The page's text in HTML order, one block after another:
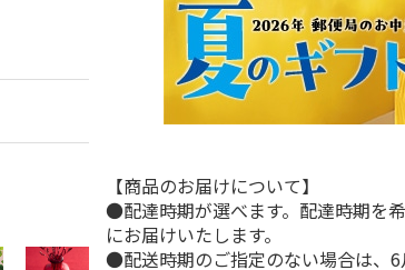
【商品のお届けについて】
●配達時期が選べます。配達時期を
にお届けいたします。
●配送時期のご指定のない場合は、6